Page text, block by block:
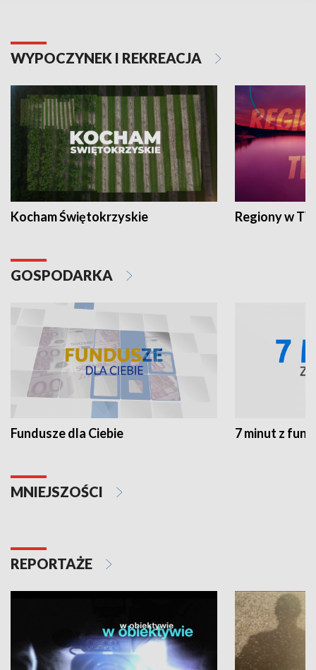
WYPOCZYNEK I REKREACJA
Kocham Świętokrzyskie Regiony w
GOSPODARKA
Fundusze dla Ciebie 7 minut z
MNIEJSZOŚCI
REPORTAŻE